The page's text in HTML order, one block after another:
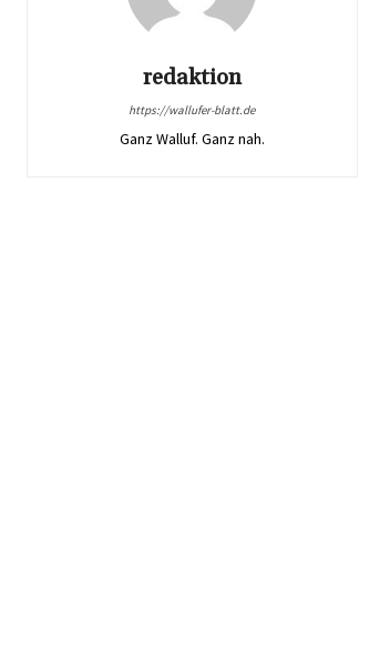
redaktion
https://wallufer-blatt.de
Ganz Walluf. Ganz nah.